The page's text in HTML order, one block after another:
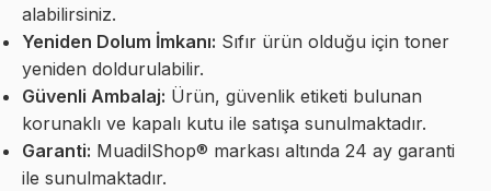
alabilirsiniz.
Yeniden Dolum İmkanı: Sıfır ürün olduğu için toner
yeniden doldurulabilir.
Güvenli Ambalaj: Ürün, güvenlik etiketi bulunan
korunaklı ve kapalı kutu ile satışa sunulmaktadır.
Garanti: MuadilShop® markası altında 24 ay garanti
ile sunulmaktadır.